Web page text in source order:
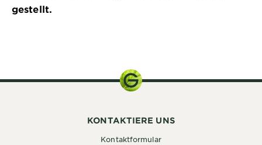
gestellt.
KONTAKTIERE UNS
Kontaktformular